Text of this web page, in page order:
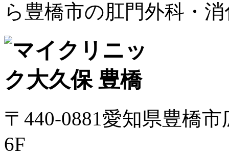
ら豊橋市の肛門外科・
〒440-0881愛知県豊橋
6F